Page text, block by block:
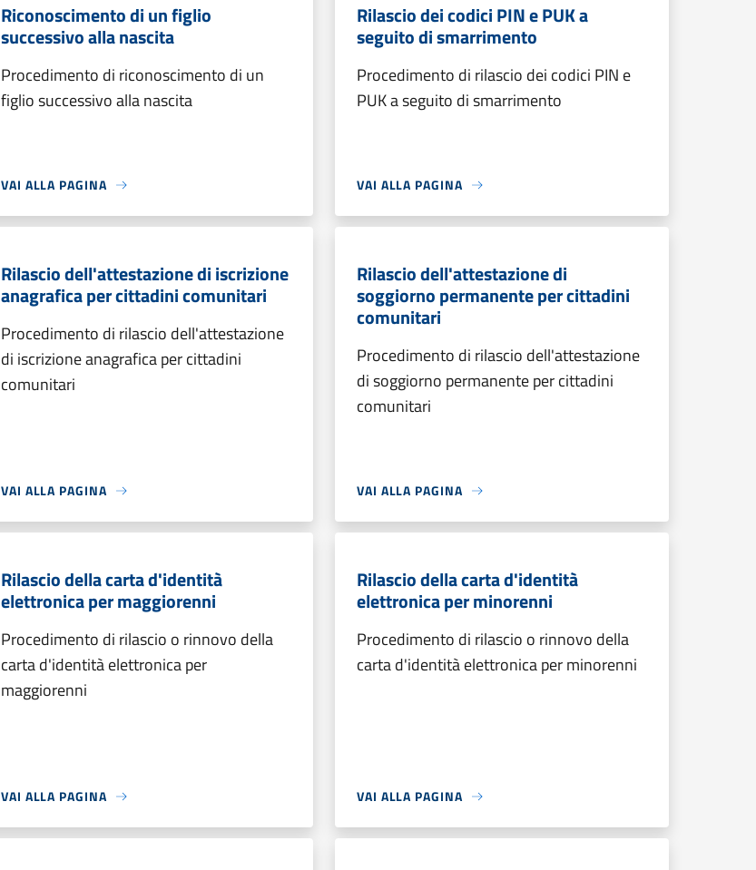
Riconoscimento di un figlio
successivo alla nascita
Procedimento di riconoscimento di un
figlio successivo alla nascita
VAI ALLA PAGINA
Rilascio dei codici PIN e PUK a
seguito di smarrimento
Procedimento di rilascio dei codici PIN e
PUK a seguito di smarrimento
VAI ALLA PAGINA
Rilascio dell'attestazione di iscrizione
anagrafica per cittadini comunitari
Procedimento di rilascio dell'attestazione
di iscrizione anagrafica per cittadini
comunitari
VAI ALLA PAGINA
Rilascio dell'attestazione di
soggiorno permanente per cittadini
comunitari
Procedimento di rilascio dell'attestazione
di soggiorno permanente per cittadini
comunitari
VAI ALLA PAGINA
Rilascio della carta d'identità
elettronica per maggiorenni
Procedimento di rilascio o rinnovo della
carta d'identità elettronica per
maggiorenni
VAI ALLA PAGINA
Rilascio della carta d'identità
elettronica per minorenni
Procedimento di rilascio o rinnovo della
carta d'identità elettronica per minorenni
VAI ALLA PAGINA